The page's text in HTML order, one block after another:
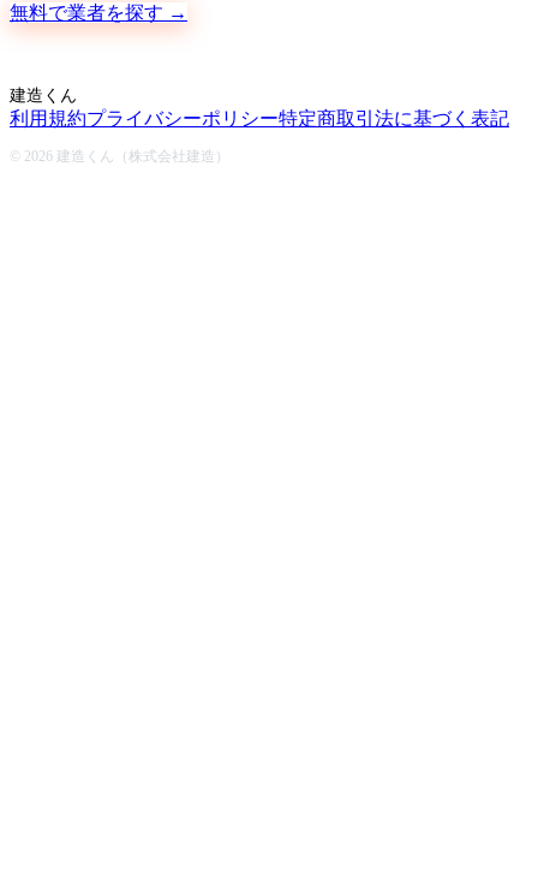
無料で業者を探す →
建造くん
利用規約プライバシーポリシー特定商取引法に基づく表記
© 2026 建造くん（株式会社建造）